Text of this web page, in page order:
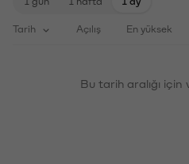
Tarih Açılış En yüksek
Bu tarih aralığı için